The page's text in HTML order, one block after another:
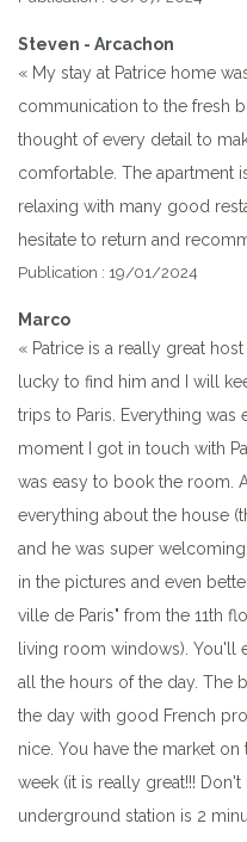
Previous
Steven - Arcachon
« My stay at Patrice home
communication to the fresh
thought of every detail to
comfortable. The apartment
relaxing with many good
hesitate to return and
Publication : 19/01/2024
Marco
« Patrice is a really great
lucky to find him and I will
trips to Paris. Everything
moment I got in touch with
was easy to book the room.
everything about the house
and he was super
in the pictures and even
ville de Paris" from the 11th
living room windows). You'll
all the hours of the day. The
the day with good French
nice. You have the market
week (it is really great!!!
underground station is 2